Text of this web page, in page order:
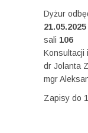
Dyżur
21.05.2025
sali 106
Konsultacji
dr Jolanta
mgr
Zapisy do